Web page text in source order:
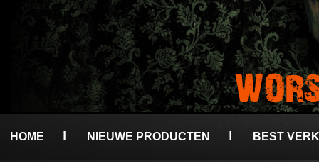
HOME NIEUWE PRODUCTEN BEST